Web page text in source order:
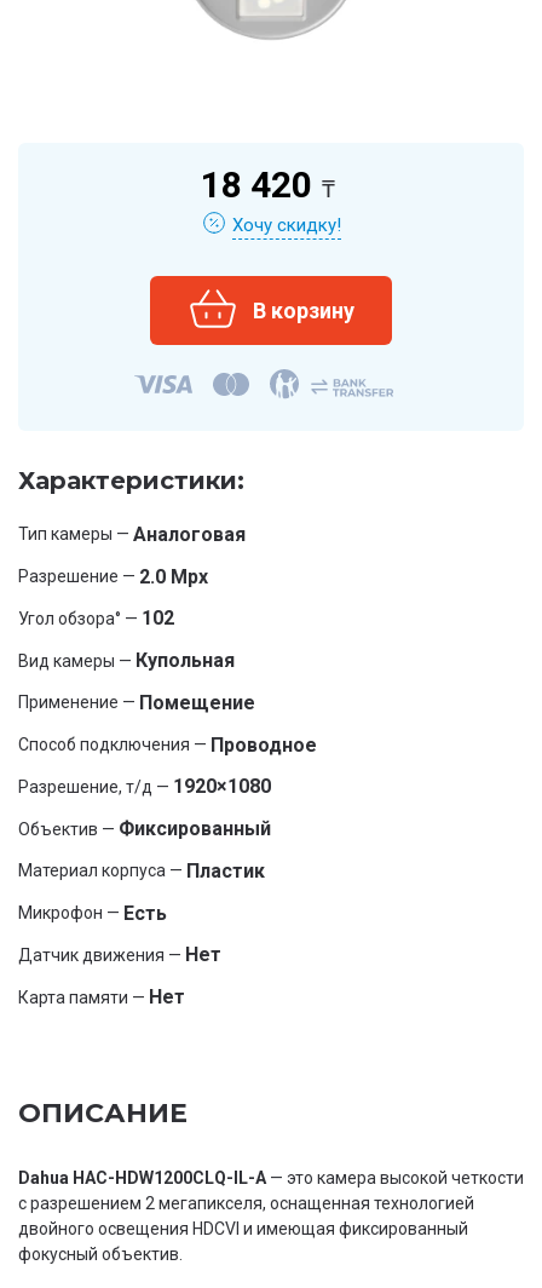
18 420 ₸
Хочу скидку!
Характеристики:
Тип камеры — Аналоговая
Разрешение — 2.0 Mpx
Угол обзора° — 102
Вид камеры — Купольная
Применение — Помещение
Способ подключения — Проводное
Разрешение, т/д — 1920×1080
Объектив — Фиксированный
Материал корпуса — Пластик
Микрофон — Есть
Датчик движения — Нет
Карта памяти — Нет
ОПИСАНИЕ
Dahua HAC-HDW1200CLQ-IL-A — это камера высокой четкости
с разрешением 2 мегапикселя, оснащенная технологией
двойного освещения HDCVI и имеющая фиксированный
фокусный объектив.